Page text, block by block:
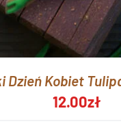
Dzień Kobiet
12.00zł